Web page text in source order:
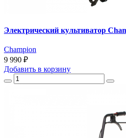
Электрический культиватор
Champion
9 990 ₽
Добавить в корзину